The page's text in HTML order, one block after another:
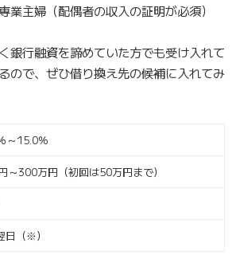
業主婦（配偶者の収入の証明が必須）
銀行融資を諦めていた方でも受け入れて
ので、ぜひ借り換え先の候補に入れてみ
～15.0％
～300万円（初回は50万円まで）
日（※）